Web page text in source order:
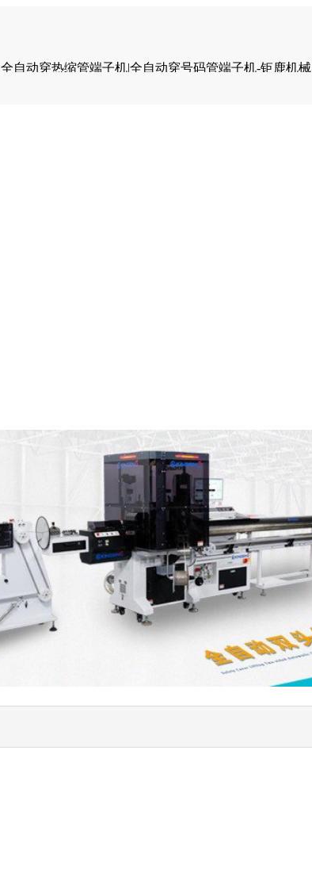
全自动穿热缩管端子机|全自动穿号码管端子机-钜鹿机械